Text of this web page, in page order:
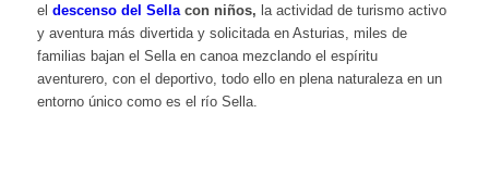
el descenso del Sellacon niños, la actividad de turismo activo
y aventura más divertida y solicitada en Asturias, miles de
familias bajan el Sella en canoa mezclando el espíritu
aventurero, con el deportivo, todo ello en plena naturaleza en un
entorno único como es el río Sella.